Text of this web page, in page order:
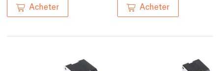
Acheter Acheter